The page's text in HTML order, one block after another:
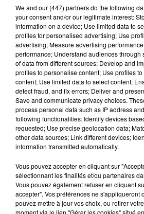
Lecture (4 min 29 sec)
100%
100% Radio les infos des
15 avril 2024 - 4 min 29 sec
LES INFOS DES HAUTES-
15/04/2024 À 18H00
We and our (447) partnersdo the following
your consent and/or our legitimate interest:
information on a device; Use limited data to
profiles for personalised advertising; Use
advertising; Measure advertising
performance; Understand audiences through
of data from different sources; Develop and
profiles to personalise content; Use profiles
content; Use limited data to select content;
detect fraud, and fix errors; Deliver and
Save and communicate privacy choices.
process personal data such as IP address
following functionalities: Identify devices
requested; Use precise geolocation data;
other data sources; Link different devices;
information transmitted automatically.
Vous pouvez accepter en cliquant sur
sélectionnant les finalités et/ou partenaires
Vous pouvez également refuser en cliquant
accepter". Vos préférences ne s'appliqueront
pouvez mettre à jour vos choix, ou retirer
moment via le lien "Gérer les cookies" situé